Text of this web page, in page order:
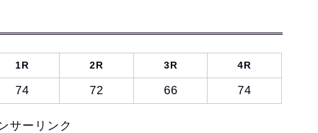
1R 2R 3R 4R
74 72 66 74
サーリンク